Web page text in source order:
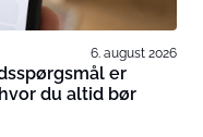
6. august 2026
er
du altid bør